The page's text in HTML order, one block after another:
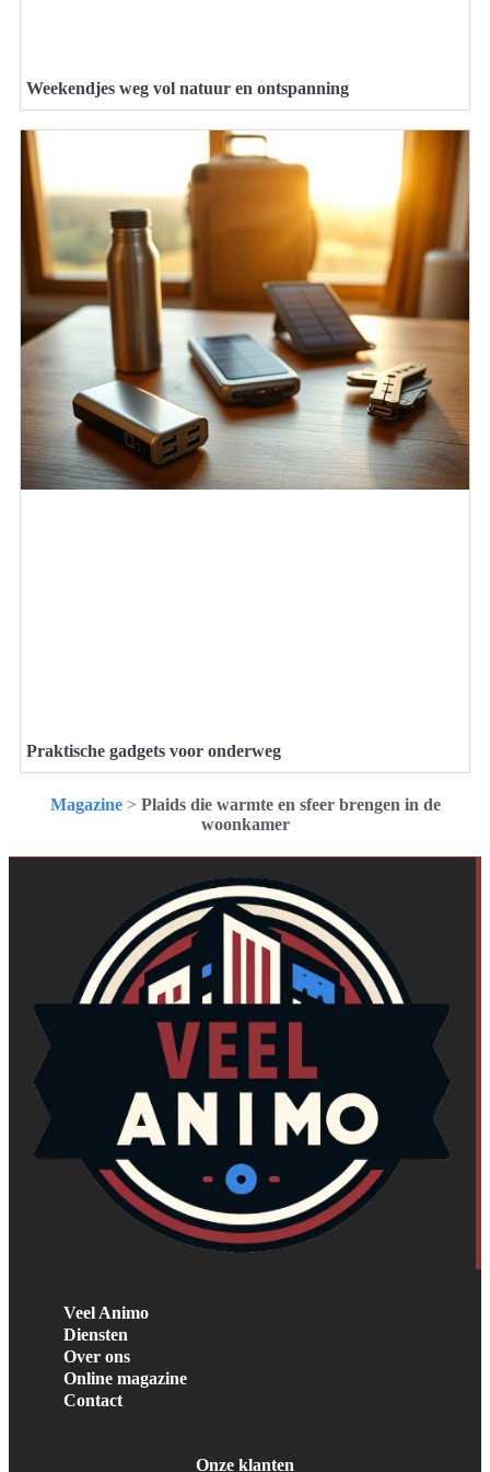
Weekendjes weg vol natuur en ontspanning
Praktische gadgets voor onderweg
Magazine> Plaids die warmte en sfeer brengen in de
woonkamer
Veel Animo
Diensten
Over ons
Online magazine
Contact
Onze klanten